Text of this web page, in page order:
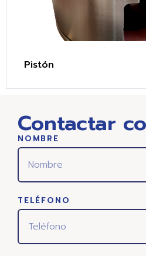
Pistón
Contactar
NOMBRE
TELÉFONO